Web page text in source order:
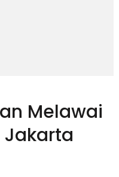
Melawai
Jakarta